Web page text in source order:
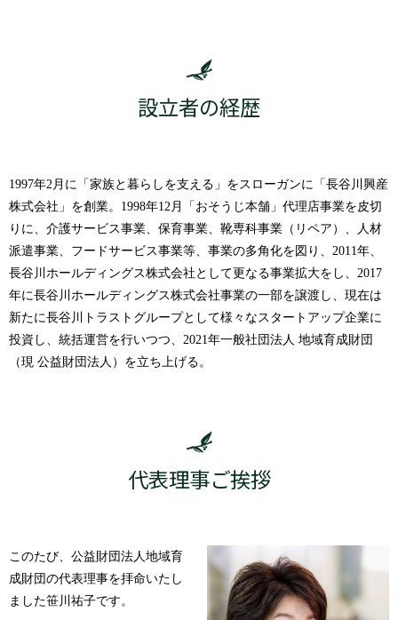
設立者の経歴
1997年2月に「家族と暮らしを支える」をスローガンに「長谷川興産
株式会社」を創業。1998年12月「おそうじ本舗」代理店事業を皮切
りに、介護サービス事業、保育事業、靴専科事業（リペア）、人材
派遣事業、フードサービス事業等、事業の多角化を図り、2011年、
長谷川ホールディングス株式会社として更なる事業拡大をし、2017
年に長谷川ホールディングス株式会社事業の一部を譲渡し、現在は
新たに長谷川トラストグループとして様々なスタートアップ企業に
投資し、統括運営を行いつつ、2021年一般社団法人 地域育成財団
（現 公益財団法人）を立ち上げる。
代表理事ご挨拶
このたび、公益財団法人地域育
成財団の代表理事を拝命いたし
ました笹川祐子です。